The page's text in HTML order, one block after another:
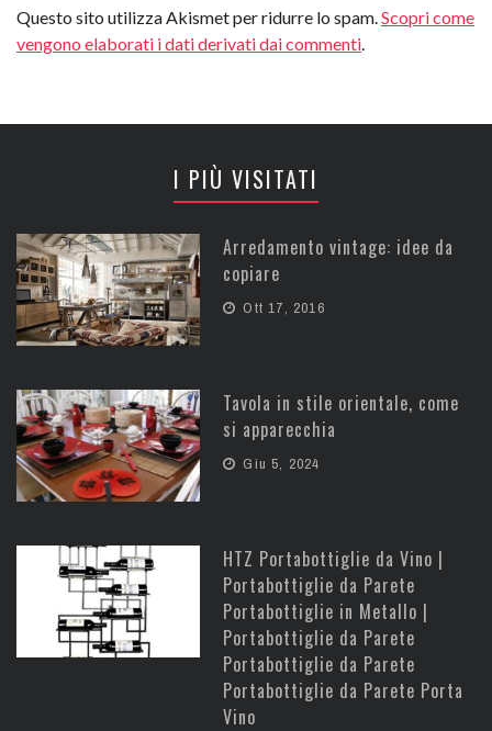
Questo sito utilizza Akismet per ridurre lo spam.Scopri come
vengono elaborati i dati derivati dai commenti.
I PIÙ VISITATI
Arredamento vintage: idee da
copiare
Ott 17, 2016
Tavola in stile orientale, come
si apparecchia
Giu 5, 2024
HTZ Portabottiglie da Vino |
Portabottiglie da Parete
Portabottiglie in Metallo |
Portabottiglie da Parete
Portabottiglie da Parete
Portabottiglie da Parete Porta
Vino